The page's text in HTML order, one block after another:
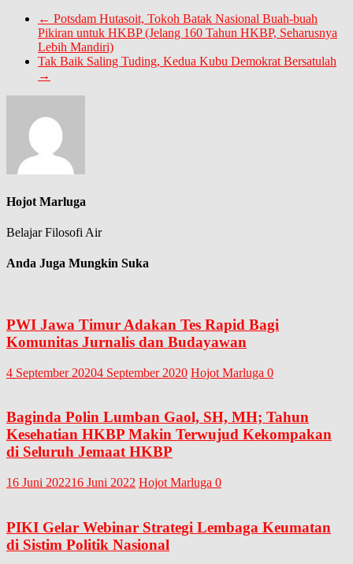
← Potsdam Hutasoit, Tokoh Batak Nasional Buah-buah
Pikiran untuk HKBP (Jelang 160 Tahun HKBP, Seharusnya
Lebih Mandiri)
Tak Baik Saling Tuding, Kedua Kubu Demokrat Bersatulah
→
Hojot Marluga
Belajar Filosofi Air
Anda Juga Mungkin Suka
PWI Jawa Timur Adakan Tes Rapid Bagi
Komunitas Jurnalis dan Budayawan
4 September 20204 September 2020 Hojot Marluga 0
Baginda Polin Lumban Gaol, SH, MH; Tahun
Kesehatian HKBP Makin Terwujud Kekompakan
di Seluruh Jemaat HKBP
16 Juni 202216 Juni 2022 Hojot Marluga 0
PIKI Gelar Webinar Strategi Lembaga Keumatan
di Sistim Politik Nasional